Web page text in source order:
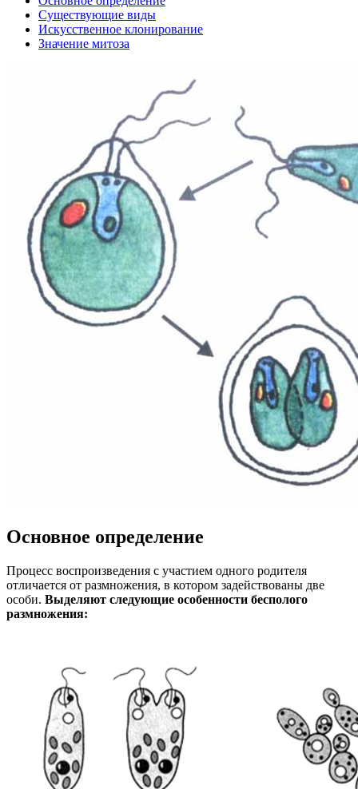
Существующие виды
Искусственное клонирование
Значение митоза
Основное определение
Процесс воспроизведения с участием одного родителя
отличается от размножения, в котором задействованы две
особи. Выделяют следующие особенности бесполого
размножения: